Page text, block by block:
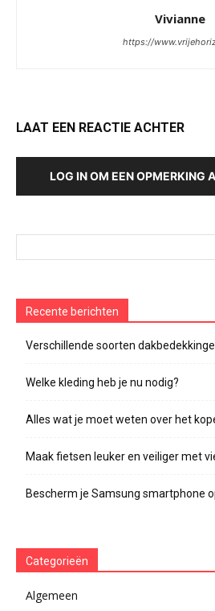
Vivianne
https://
LAAT EEN REACTIE ACHTER
LOG IN OM EEN OPMERKING
Recente berichten
Verschillende soorten
Welke kleding heb je nu nodig?
Alles wat je moet weten over het
Maak fietsen leuker en veiliger met
Bescherm je Samsung smartphone
Categorieën
Algemeen